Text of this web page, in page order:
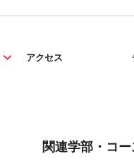
アクセス
関連学部・コー